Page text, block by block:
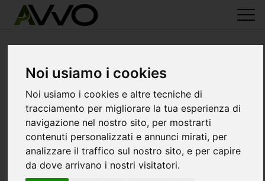
Noi usiamo i cookies
Noi usiamo i cookies e altre tecniche di
tracciamento per migliorare la tua esperienza di
navigazione nel nostro sito, per mostrarti
contenuti personalizzati e annunci mirati, per
analizzare il traffico sul nostro sito, e per capire
da dove arrivano i nostri visitatori.